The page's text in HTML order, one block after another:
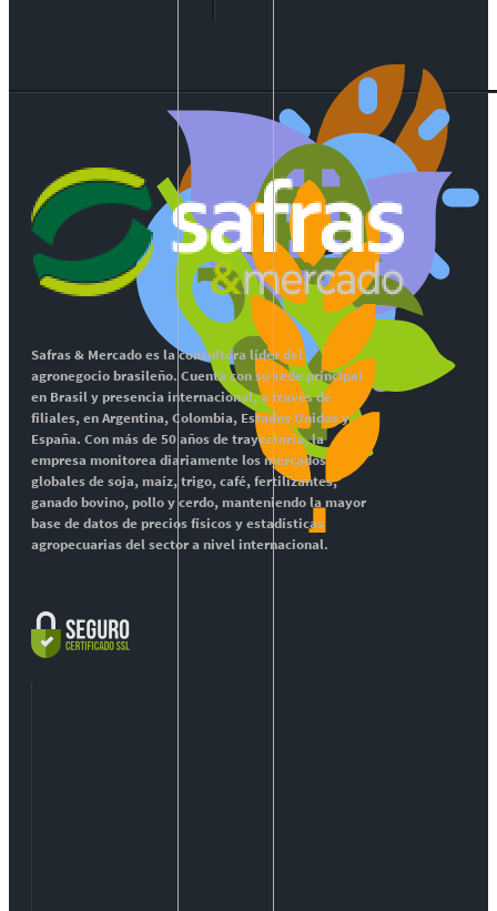
Safras & Mercado es la consultora líder del
agronegocio brasileño. Cuenta con su sede principal
en Brasil y presencia internacional, a través de
filiales, en Argentina, Colombia, Estados Unidos y
España. Con más de 50 años de trayectoria, la
empresa monitorea diariamente los mercados
globales de soja, maíz, trigo, café, fertilizantes,
ganado bovino, pollo y cerdo, manteniendo la mayor
base de datos de precios físicos y estadísticas
agropecuarias del sector a nivel internacional.